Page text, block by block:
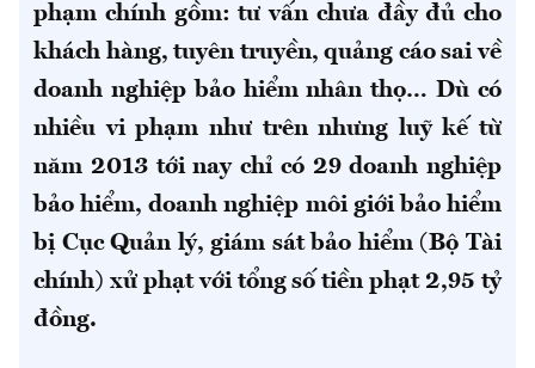
phạm chính gồm: tư vấn chưa đầy đủ cho
khách hàng, tuyên truyền, quảng cáo sai về
doanh nghiệp bảo hiểm nhân thọ… Dù có
nhiều vi phạm như trên nhưng luỹ kế từ
năm 2013 tới nay chỉ có 29 doanh nghiệp
bảo hiểm, doanh nghiệp môi giới bảo hiểm
bị Cục Quản lý, giám sát bảo hiểm (Bộ Tài
chính) xử phạt với tổng số tiền phạt 2,95 tỷ
đồng.